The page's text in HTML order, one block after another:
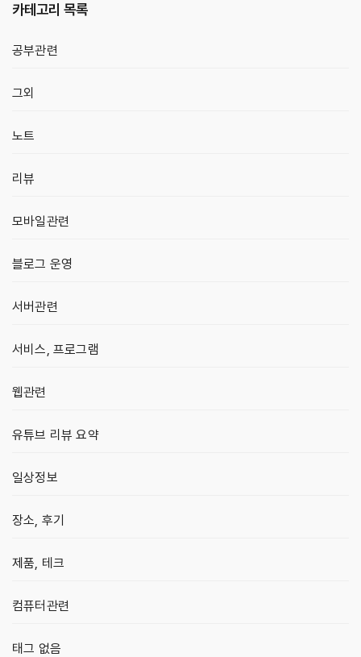
카테고리 목록
공부관련
그외
노트
리뷰
모바일관련
블로그 운영
서버관련
서비스, 프로그램
웹관련
유튜브 리뷰 요약
일상정보
장소, 후기
제품, 테크
컴퓨터관련
태그 없음